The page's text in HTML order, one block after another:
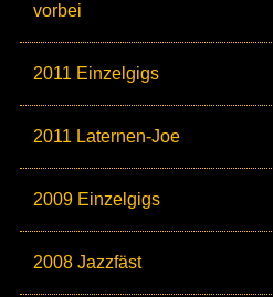
vorbei
2011 Einzelgigs
2011 Laternen-Joe
2009 Einzelgigs
2008 Jazzfäst